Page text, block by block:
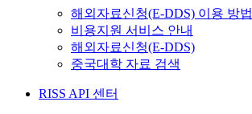
해외자료신청(E-DDS) 이용 방법
비용지원 서비스 안내
해외자료신청(E-DDS)
중국대학 자료 검색
RISS API 센터